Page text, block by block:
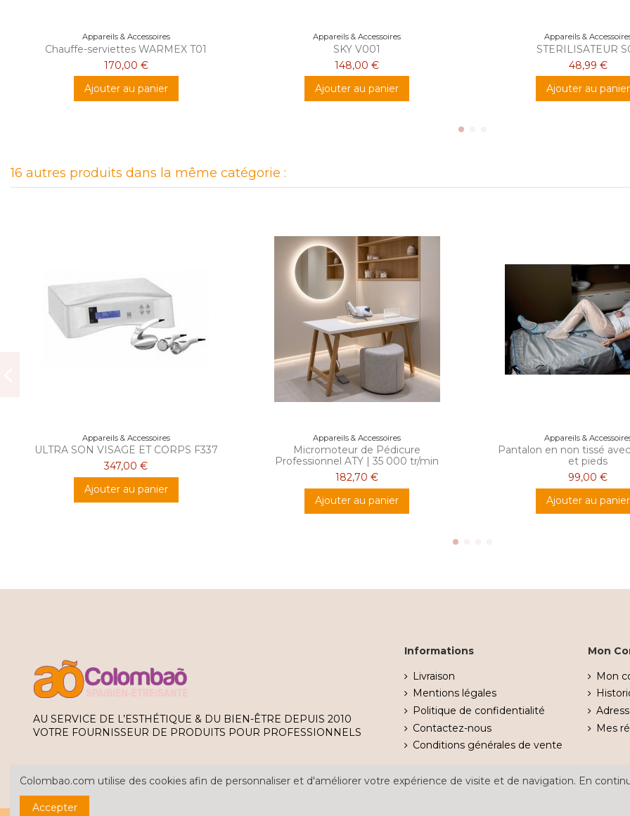
Appareils & Accessoires
Chauffe-serviettes WARMEX T01
170,00 €
Ajouter au panier
Appareils & Accessoires
SKY V001
148,00 €
Ajouter au panier
Appareils &
STERILISATEUR
48,99 €
Ajouter au panier
16 autres produits dans la même catégorie :
Appareils & Accessoires
ULTRA SON VISAGE ET CORPS F337
347,00 €
Ajouter au panier
Appareils & Accessoires
Micromoteur de Pédicure
Professionnel ATY | 35 000 tr/min
182,70 €
Ajouter au panier
Appareils &
Pantalon en non tissé
et pieds
99,00 €
Ajouter au panier
AU SERVICE DE L’ESTHÉTIQUE & DU BIEN-ÊTRE DEPUIS 2010
VOTRE FOURNISSEUR DE PRODUITS POUR PROFESSIONNELS
Informations
Livraison
Mentions légales
Politique de confidentialité
Contactez-nous
Conditions générales de vente
Mon
Mon
Mes
Colombao.com utilise des cookies afin de personnaliser et d'améliorer votre expérience de visite et de navigation. En
Accepter